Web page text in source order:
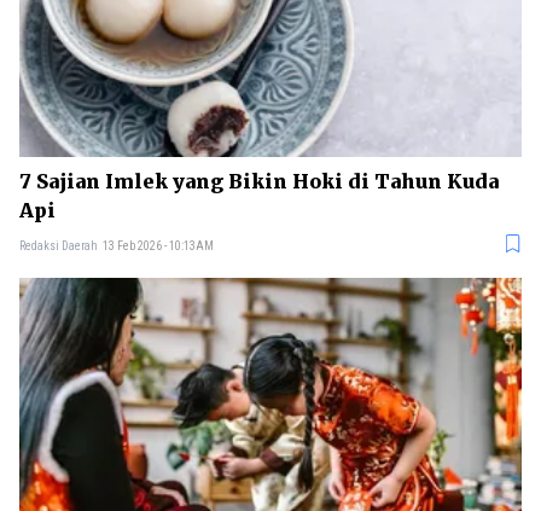
7 Sajian Imlek yang Bikin Hoki di Tahun Kuda
Api
Redaksi Daerah 13 Feb 2026 - 10:13AM